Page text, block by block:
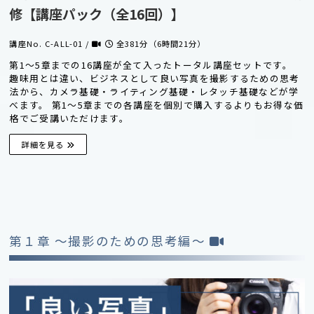
修【講座パック（全16回）】
講座No. C-ALL-01 / 全381分（6時間21分）
第1〜5章までの16講座が全て入ったトータル講座セットです。
趣味用とは違い、ビジネスとして良い写真を撮影するための思考
法から、カメラ基礎・ライティング基礎・レタッチ基礎などが学
べます。 第1〜5章までの各講座を個別で購入するよりもお得な価
格でご受講いただけます。
詳細を見る
第１章 〜撮影のための思考編〜